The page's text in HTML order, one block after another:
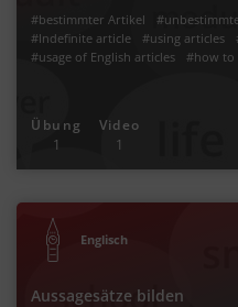
#bestimmter Artikel
#Indefinite article
#using articles
#usage of English articles
#how to
Übung
1
Video
1
Englisch
Aussagesätze bilden